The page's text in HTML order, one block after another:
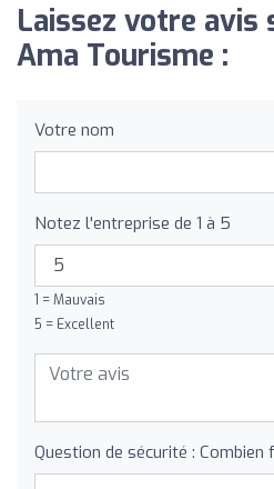
Laissez votre avis
Ama Tourisme :
Votre nom
Notez l'entreprise de 1 à 5
1 = Mauvais
5 = Excellent
Question de sécurité : Combien